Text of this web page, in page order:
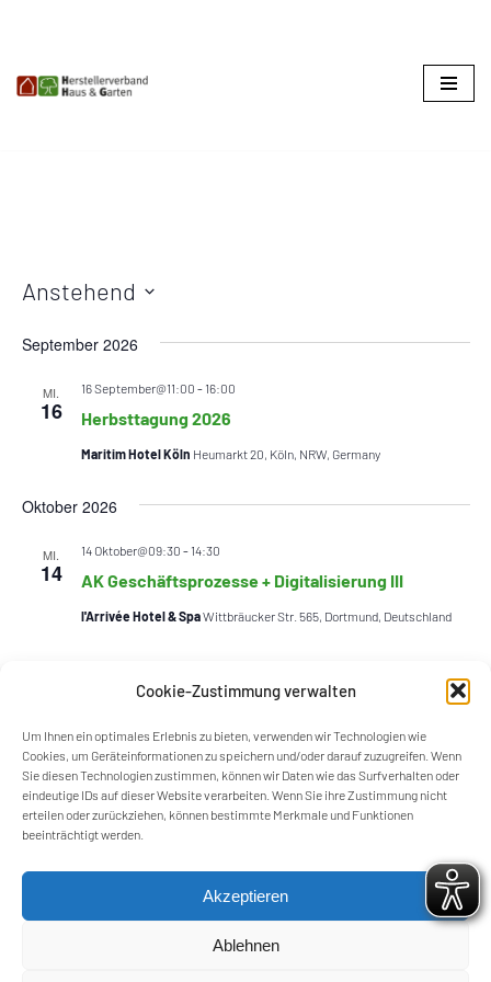
Cookie-Zustimmung verwalten
Um Ihnen ein optimales Erlebnis zu bieten, verwenden wir Technologien wie
Cookies, um Geräteinformationen zu speichern und/oder darauf zuzugreifen. Wenn
Sie diesen Technologien zustimmen, können wir Daten wie das Surfverhalten oder
eindeutige IDs auf dieser Website verarbeiten. Wenn Sie ihre Zustimmung nicht
erteilen oder zurückziehen, können bestimmte Merkmale und Funktionen
beeinträchtigt werden.
Akzeptieren
Ablehnen
Inhalt
Anstehend
wählen.
September 2026
MI.
16 Herbsttagung 2026
16 September@11:00 - 16:00
Maritim Hotel Köln Heumarkt 20, Köln, NRW, Germany
Oktober 2026
MI.
14 AK Geschäftsprozesse + Digitalisierung III
14 Oktober@09:30 - 14:30
l'Arrivée Hotel & SpaWittbräucker Str. 565, Dortmund, Deutschland
Nächste
Termine
Kalender abonnieren